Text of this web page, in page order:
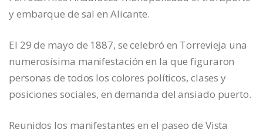
y embarque de sal en Alicante.
El 29 de mayo de 1887, se celebró en Torrevieja una
numerosísima manifestación en la que figuraron
personas de todos los colores políticos, clases y
posiciones sociales, en demanda del ansiado puerto.
Reunidos los manifestantes en el paseo de Vista